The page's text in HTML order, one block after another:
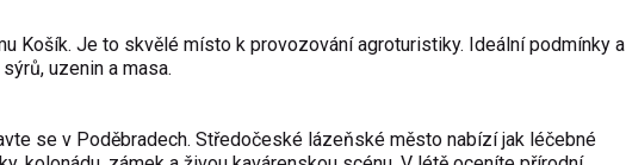
Košík. Je to skvělé místo k provozování agroturistiky. Ideální podmínky a
uzenin a masa.
se v Poděbradech. Středočeské lázeňské město nabízí jak léčebné